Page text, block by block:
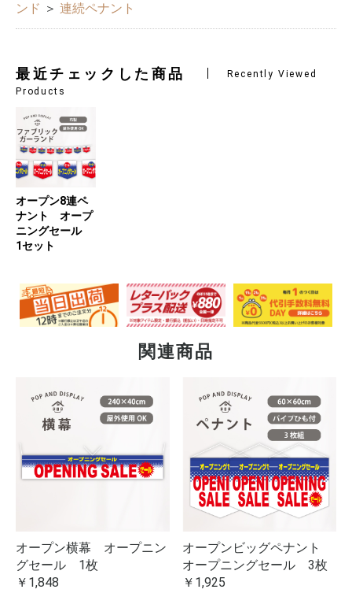
ンド ＞ 連続ペナント
最近チェックした商品
Recently Viewed
Products
オープン8連ペ
ナント オープ
ニングセール
1セット
関連商品
オープン横幕 オープニン
グセール 1枚
￥1,848
オープンビッグペナント
オープニングセール 3枚
￥1,925